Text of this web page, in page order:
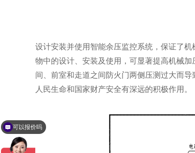
设计安装并使用智能余压监控系统，保证了
物中的设计、安装及使用，可显著提高机械
间、前室和走道之间防火门两侧压测过大而
人民生命和国家财产安全有深远的积极作用。
可以报价吗